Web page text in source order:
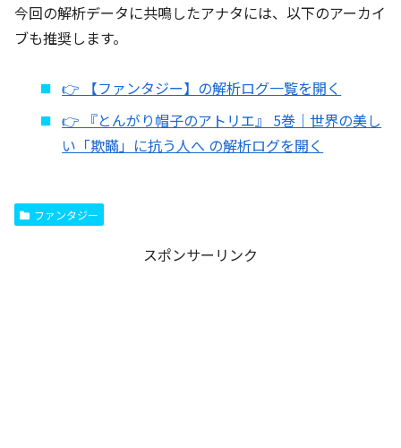
今回の解析データに共鳴したアナタには、以下のアーカイ
ブも推奨します。
👉 【ファンタジー】の解析ログ一覧を開く
👉 『とんがり帽子のアトリエ』 5巻｜世界の美し
い「欺瞞」に抗う人へ の解析ログを開く
ファンタジー
スポンサーリンク